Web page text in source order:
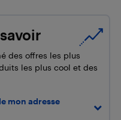
des offres les plus
les plus cool et des
mon adresse